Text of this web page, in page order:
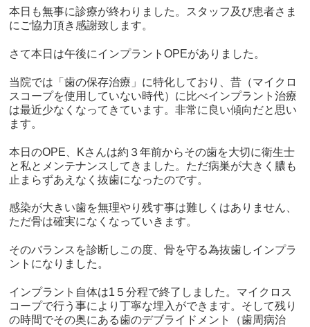
本日も無事に診療が終わりました。スタッフ及び患者さま
にご協力頂き感謝致します。
さて本日は午後にインプラントOPEがありました。
当院では「歯の保存治療」に特化しており、昔（マイクロ
スコープを使用していない時代）に比べインプラント治療
は最近少なくなってきています。非常に良い傾向だと思い
ます。
本日のOPE、Kさんは約３年前からその歯を大切に衛生士
と私とメンテナンスしてきました。ただ病巣が大きく膿も
止まらずあえなく抜歯になったのです。
感染が大きい歯を無理やり残す事は難しくはありません、
ただ骨は確実になくなっていきます。
そのバランスを診断しこの度、骨を守る為抜歯しインプラ
ントになりました。
インプラント自体は1５分程で終了しました。マイクロス
コープで行う事により丁寧な埋入ができます。そして残り
の時間でその奥にある歯のデブライドメント（歯周病治